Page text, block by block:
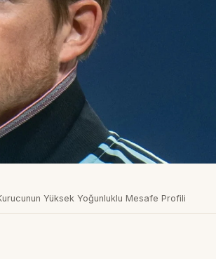
Yüksek Yoğunluklu Mesafe Profili